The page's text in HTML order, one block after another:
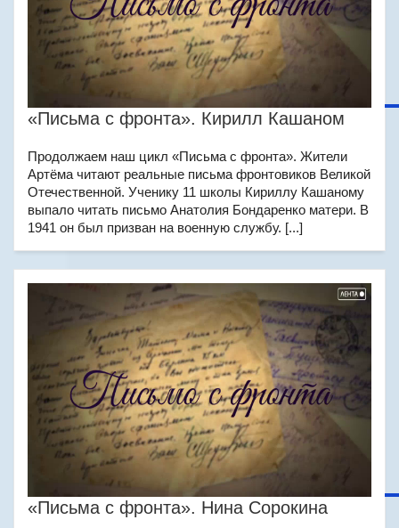
«Письма с фронта». Кирилл Кашаном
Продолжаем наш цикл «Письма с фронта». Жители
Артёма читают реальные письма фронтовиков Великой
Отечественной. Ученику 11 школы Кириллу Кашаному
выпало читать письмо Анатолия Бондаренко матери. В
1941 он был призван на военную службу. [...]
«Письма с фронта». Нина Сорокина